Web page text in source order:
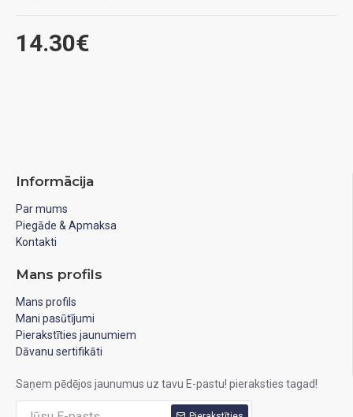
14.30€
Informācija
Par mums
Piegāde & Apmaksa
Kontakti
Mans profils
Mans profils
Mani pasūtījumi
Pierakstīties jaunumiem
Dāvanu sertifikāti
Saņem pēdējos jaunumus uz tavu E-pastu! pieraksties tagad!